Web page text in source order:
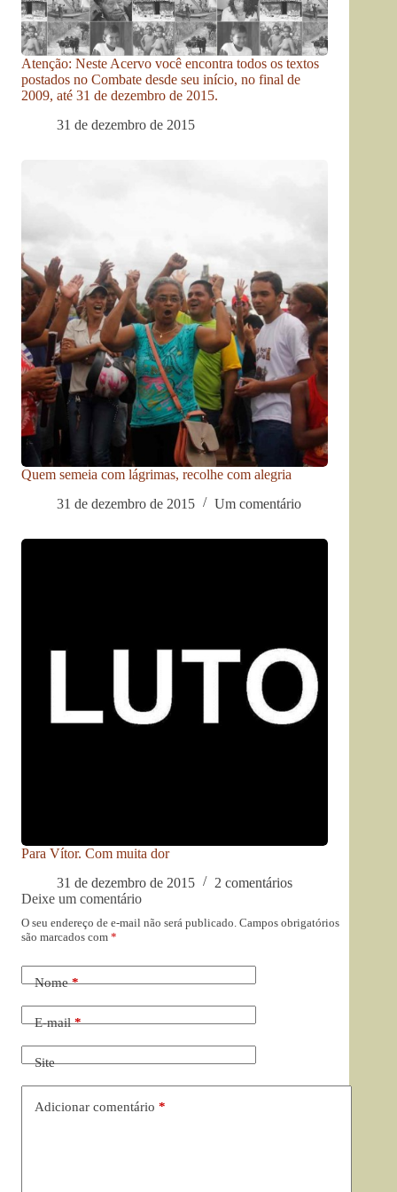
Atenção: Neste Acervo você encontra todos os textos
postados no Combate desde seu início, no final de
2009, até 31 de dezembro de 2015.
31 de dezembro de 2015
Quem semeia com lágrimas, recolhe com alegria
31 de dezembro de 2015
Um comentário
Para Vítor. Com muita dor
31 de dezembro de 2015
2 comentários
Deixe um comentário
O seu endereço de e-mail não será publicado. Campos obrigatórios
são marcados com *
Nome*
E-mail*
Site
Adicionar comentário *